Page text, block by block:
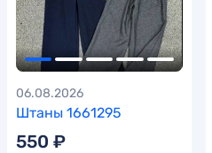
Штаны 1661295
06.08.2026
550 ₽